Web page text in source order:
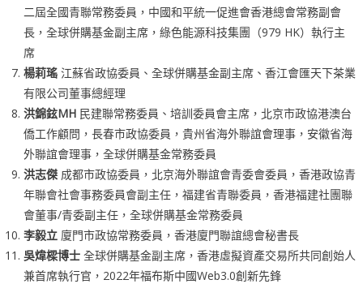
二屆全國青聯常務委員，中國和平統一促進會香港總會常務副會
長，全球併購基金副主席，綠色能源科技集團（979 HK）執行主
席
楊莉瑤江蘇省政協委員、全球併購基金副主席、香江會匯天下茶業
有限公司董事總經理
洪錦鉉MH 民建聯常務委員、培訓委員會主席，北京市政協港澳台
僑工作顧問，長春市政協委員，貴州省海外聯誼會理事，安徽省海
外聯誼會理事，全球併購基金常務委員
洪志傑成都市政協委員，北京海外聯誼會青委會委員，香港政協青
年聯會社會事務委員會副主任，福建省青聯委員，香港福建社團聯
會董事/青委副主任，全球併購基金常務委員
李毅立廈門市政協常務委員，香港廈門聯誼總會秘書長
吳煒樑博士全球併購基金副主席，香港虛擬資產交易所共同創始人
兼首席執行官，2022年福布斯中國Web3.0創新先鋒